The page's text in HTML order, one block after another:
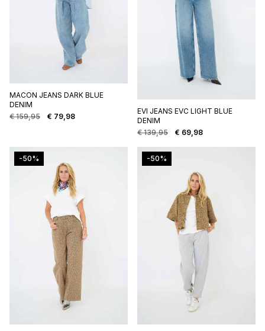
MACON JEANS DARK BLUE
DENIM
€159,95
Oorspronkelijke
€ 159,95.
€ 79,98
Huidige
€ 79,98.
EVI JEANS EVC LIGHT BLUE
DENIM
€139,95
Oorspronkelijke
prijs
was:
€ 139,95.
€ 69,98
Huidige
prijs
€ 69,98.
-50% -50%